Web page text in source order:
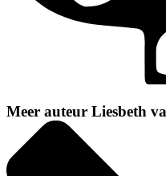
Meer auteur Liesbeth